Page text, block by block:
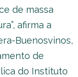
de massa
afirma a
Buenosvinos,
de
do Instituto